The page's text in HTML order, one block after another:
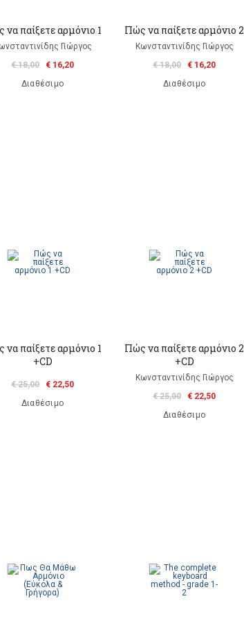
να παίξετε αρμόνιο 1
Γιώργος
€ 18,00
€ 16,20
Διαθέσιμο
Πώς να παίξετε αρμόνιο 2
Κωνσταντινίδης Γιώργος
€ 18,00
€ 16,20
Διαθέσιμο
να παίξετε αρμόνιο 1
+CD
€ 25,00
€ 22,50
Διαθέσιμο
Πώς να παίξετε αρμόνιο 2
+CD
Κωνσταντινίδης Γιώργος
€ 25,00
€ 22,50
Διαθέσιμο